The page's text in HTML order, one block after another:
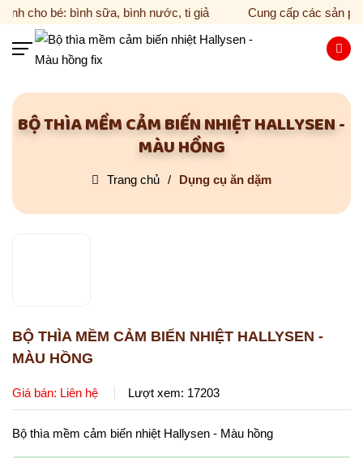
cho bé: bình sữa, bình nước, ti giả Cung cấp các sản
Hotline 024 6295 55 06
Bình tập uống
Ti ngậm
Núm bình sữa
TIN TỨC
Mẹo chăm sóc cho bé yêu
Tin tức Hallysen
Chính sách mua hàng
BỘ THÌA MỀM CẢM BIẾN NHIỆT HALLYSEN -
MÀU HỒNG
Trang chủ Dụng cụ ăn dặm
BỘ THÌA MỀM CẢM BIẾN NHIỆT HALLYSEN -
MÀU HỒNG
Giá bán: Liên hệ Lượt xem: 17203
Bộ thìa mềm cảm biến nhiệt Hallysen - Màu hồng